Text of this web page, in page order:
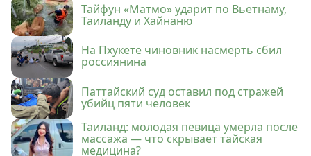
Тайфун «Матмо» ударит по Вьетнаму,
Таиланду и Хайнаню
На Пхукете чиновник насмерть сбил
россиянина
Паттайский суд оставил под стражей
убийц пяти человек
Таиланд: молодая певица умерла после
массажа — что скрывает тайская
медицина?